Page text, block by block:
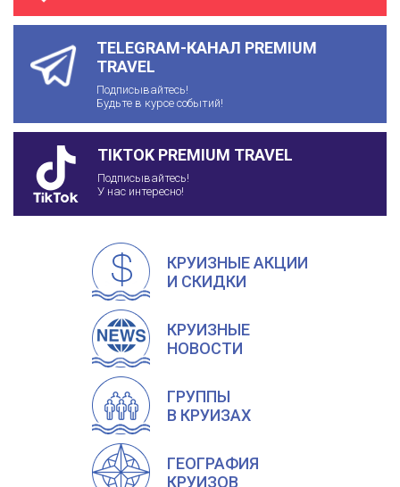
TELEGRAM-КАНАЛ PREMIUM
TRAVEL
Подписывайтесь!
Будьте в курсе событий!
TIKTOK PREMIUM TRAVEL
Подписывайтесь!
У нас интересно!
КРУИЗНЫЕ АКЦИИ
И СКИДКИ
КРУИЗНЫЕ
НОВОСТИ
ГРУППЫ
В КРУИЗАХ
ГЕОГРАФИЯ
КРУИЗОВ